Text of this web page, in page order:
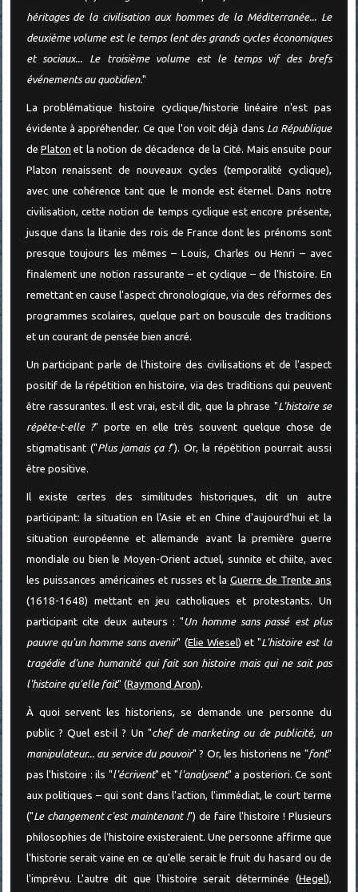
héritages de la civilisation aux hommes de la Méditerranée... Le
deuxième volume est le temps lent des grands cycles économiques
et sociaux... Le troisième volume est le temps vif des brefs
événements au quotidien."
La problématique histoire cyclique/historie linéaire n'est pas
évidente à appréhender. Ce que l'on voit déjà dans La République
dePlaton et la notion de décadence de la Cité. Mais ensuite pour
Platon renaissent de nouveaux cycles (temporalité cyclique),
avec une cohérence tant que le monde est éternel. Dans notre
civilisation, cette notion de temps cyclique est encore présente,
jusque dans la litanie des rois de France dont les prénoms sont
presque toujours les mêmes – Louis, Charles ou Henri – avec
finalement une notion rassurante – et cyclique – de l'histoire. En
remettant en cause l'aspect chronologique, via des réformes des
programmes scolaires, quelque part on bouscule des traditions
et un courant de pensée bien ancré.
Un participant parle de l'histoire des civilisations et de l'aspect
positif de la répétition en histoire, via des traditions qui peuvent
être rassurantes. Il est vrai, est-il dit, que la phrase "L'histoire se
répète-t-elle ?" porte en elle très souvent quelque chose de
stigmatisant ("Plus jamais ça !"). Or, la répétition pourrait aussi
être positive.
Il existe certes des similitudes historiques, dit un autre
participant: la situation en l'Asie et en Chine d'aujourd'hui et la
situation européenne et allemande avant la première guerre
mondiale ou bien le Moyen-Orient actuel, sunnite et chiite, avec
les puissances américaines et russes et la Guerre de Trente ans
(1618-1648) mettant en jeu catholiques et protestants. Un
participant cite deux auteurs : "Un homme sans passé est plus
pauvre qu’un homme sans avenir" (Elie Wiesel) et "L'histoire est la
tragédie d'une humanité qui fait son histoire mais qui ne sait pas
l'histoire qu'elle fait" (Raymond Aron).
À quoi servent les historiens, se demande une personne du
public ? Quel est-il ? Un "chef de marketing ou de publicité, un
manipulateur... au service du pouvoir" ? Or, les historiens ne "font"
pas l'histoire : ils "l'écrivent" et "l'analysent" a posteriori. Ce sont
aux politiques – qui sont dans l'action, l'immédiat, le court terme
("Le changement c'est maintenant !") de faire l'histoire ! Plusieurs
philosophies de l'histoire existeraient. Une personne affirme que
l'historie serait vaine en ce qu'elle serait le fruit du hasard ou de
l'imprévu. L'autre dit que l'histoire serait déterminée (Hegel),